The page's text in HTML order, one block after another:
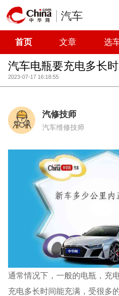
汽车
首页 文章 选
汽车电瓶要充电多长时
2023-07-17 16:18:55
汽修技师
汽车维修技师
通常情况下，一般的电瓶，充
充电多长时间能充满，受很多